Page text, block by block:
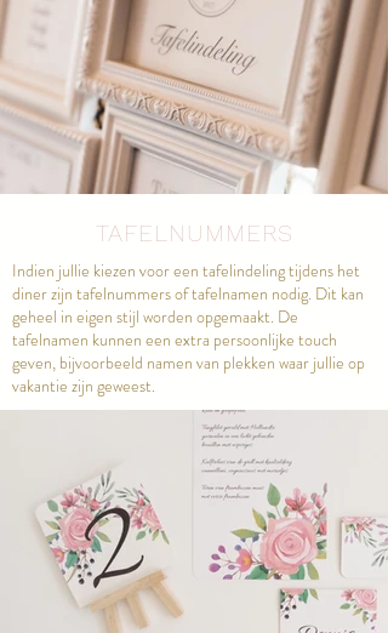
TAFELNUMMERS
Indien jullie kiezen voor een tafelindeling tijdens het
diner zijn tafelnummers of tafelnamen nodig. Dit kan
geheel in eigen stijl worden opgemaakt. De
tafelnamen kunnen een extra persoonlijke touch
geven, bijvoorbeeld namen van plekken waar jullie op
vakantie zijn geweest.